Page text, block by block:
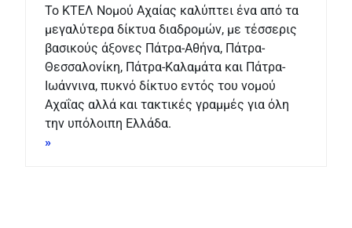
Το ΚΤΕΛ Νομού Αχαίας καλύπτει ένα από τα
μεγαλύτερα δίκτυα διαδρομών, με τέσσερις
βασικούς άξονες Πάτρα-Αθήνα, Πάτρα-
Θεσσαλονίκη, Πάτρα-Καλαμάτα και Πάτρα-
Ιωάννινα, πυκνό δίκτυο εντός του νομού
Αχαΐας αλλά και τακτικές γραμμές για όλη
την υπόλοιπη Ελλάδα.
»